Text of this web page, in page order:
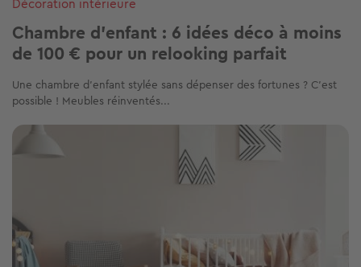
Estimez gratuitement votre bien en 2
min
Estimer mon bien
Cet article vous a été utile ?